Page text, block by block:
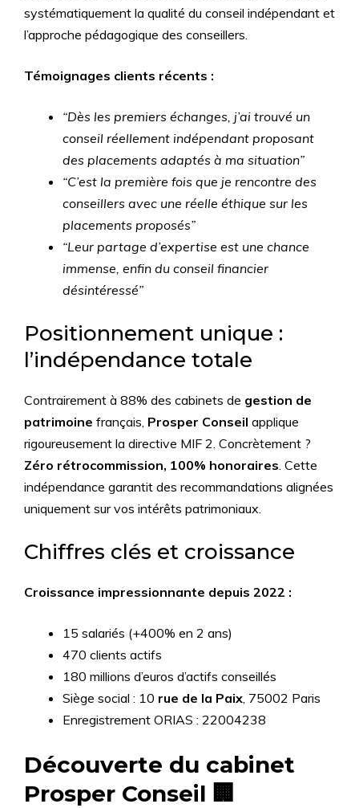
systématiquement la qualité du conseil indépendant et
l’approche pédagogique des conseillers.
Témoignages clients récents :
“Dès les premiers échanges, j’ai trouvé un
conseil réellement indépendant proposant
des placements adaptés à ma situation”
“C’est la première fois que je rencontre des
conseillers avec une réelle éthique sur les
placements proposés”
“Leur partage d’expertise est une chance
immense, enfin du conseil financier
désintéressé”
Positionnement unique :
l’indépendance totale
Contrairement à 88% des cabinets de gestion de
patrimoine français, Prosper Conseil applique
rigoureusement la directive MIF 2. Concrètement ?
Zéro rétrocommission, 100% honoraires . Cette
indépendance garantit des recommandations alignées
uniquement sur vos intérêts patrimoniaux.
Chiffres clés et croissance
Croissance impressionnante depuis 2022 :
15 salariés (+400% en 2 ans)
470 clients actifs
180 millions d’euros d’actifs conseillés
Siège social : 10 rue de la Paix , 75002 Paris
Enregistrement ORIAS : 22004238
Découverte du cabinet
Prosper Conseil 🏢